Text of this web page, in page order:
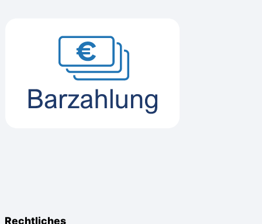
Rechtliches